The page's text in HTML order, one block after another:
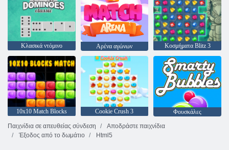
Κλασικά ντόμινο Αρένα αγώνων Κοσμήματα Blitz 3
10x10 Match Blocks Cookie Crush 3
Φουσκάλες
Παιχνίδια σε απευθείας σύνδεση
Αποδράστε παιχνίδια
Έξοδος από το δωμάτιο
Html5